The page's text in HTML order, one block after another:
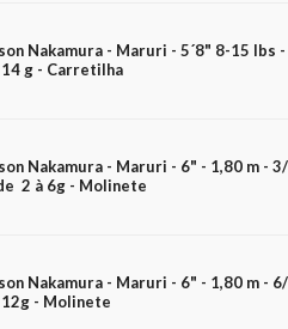
Nakamura - Maruri - 5´8" 8-15 lbs -
g - Carretilha
Nakamura - Maruri - 6" - 1,80 m -
2 à 6g - Molinete
Nakamura - Maruri - 6" - 1,80 m -
- Molinete